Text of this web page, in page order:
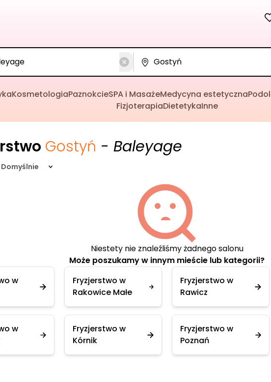
KosmetologiaPaznokcieSPA i MasażeMedycyna estetyczna
FizjoterapiaDietetykaInne
Gostyń - Baleyage
Domyślnie
Niestety nie znaleźliśmy żadnego salonu
Może poszukamy w innym mieście lub kategorii?
w
Fryzjerstwo w
Rakowice Małe
Fryzjerstwo w
Rawicz
w
Fryzjerstwo w
Kórnik
Fryzjerstwo w
Poznań